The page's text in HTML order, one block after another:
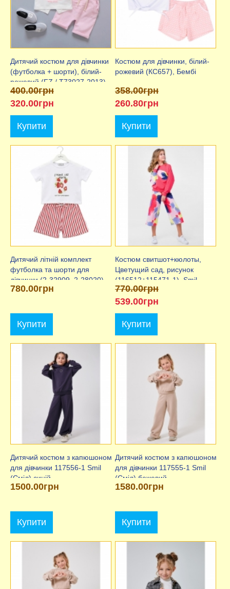
Дитячий костюм для дівчинки
(футболка + шорти), білий-
рожевий (FZ / T73027-2013)
400.00грн
320.00грн
Купити
Костюм для дівчинки, білий-
рожевий (КС657), Бембі
358.00грн
260.80грн
Купити
Дитячий літній комплект
футболка та шорти для
дівчинки (2-32909, 2-28020),
Wanex
780.00грн
Купити
Костюм свитшот+кюлоты,
Цветущий сад, рисунок
(116512+115471-1), Smil
770.00грн
539.00грн
Купити
Дитячий костюм з капюшоном
для дівчинки 117556-1 Smil
(Сміл) синій
1500.00грн
Купити
Дитячий костюм з капюшоном
для дівчинки 117555-1 Smil
(Сміл) бежевий
1580.00грн
Купити